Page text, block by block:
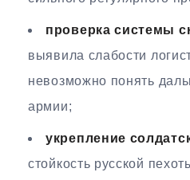
проверка системы
выявила слабости
невозможно понять
армии;
укрепление
стойкость русской